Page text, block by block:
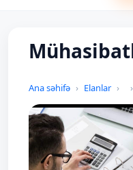
Ana səhifə Elanlar